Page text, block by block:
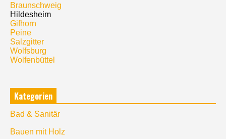
Braunschweig
Hildesheim
Gifhorn
Peine
Salzgitter
Wolfsburg
Wolfenbüttel
Kategorien
Bad & Sanitär
Bauen mit Holz